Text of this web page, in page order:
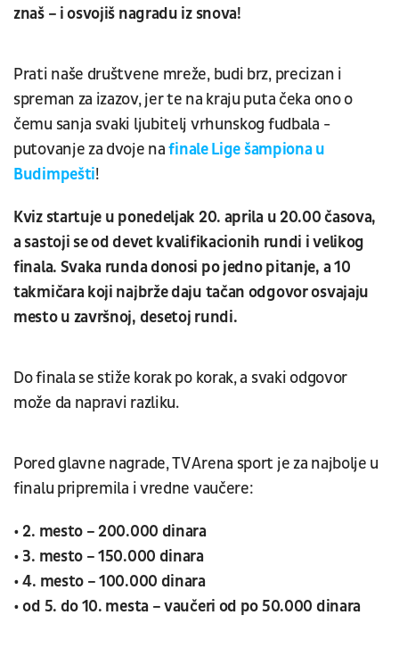
znaš – i osvojiš nagradu iz snova!
Prati naše društvene mreže, budi brz, precizan i
spreman za izazov, jer te na kraju puta čeka ono o
čemu sanja svaki ljubitelj vrhunskog fudbala -
putovanje za dvoje nafinale Lige šampiona u
Budimpešti!
Kviz startuje u ponedeljak 20. aprila u 20.00 časova,
a sastoji se od devet kvalifikacionih rundi i velikog
finala. Svaka runda donosi po jedno pitanje, a 10
takmičara koji najbrže daju tačan odgovor osvajaju
mesto u završnoj, desetoj rundi.
Do finala se stiže korak po korak, a svaki odgovor
može da napravi razliku.
Pored glavne nagrade, TV Arena sport je za najbolje u
finalu pripremila i vredne vaučere:
• 2. mesto – 200.000 dinara
• 3. mesto – 150.000 dinara
• 4. mesto – 100.000 dinara
• od 5. do 10. mesta – vaučeri od po 50.000 dinara